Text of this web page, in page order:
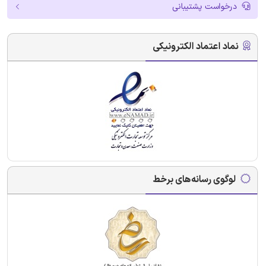
درخواست پشتیبانی
نماد اعتماد الکترونیکی
لوگوی رسانه‌های برخط